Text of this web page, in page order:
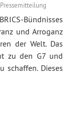
Pressemitteilung
Bündnisses
und Arroganz
der Welt. Das
zu den G7 und
schaffen. Dieses